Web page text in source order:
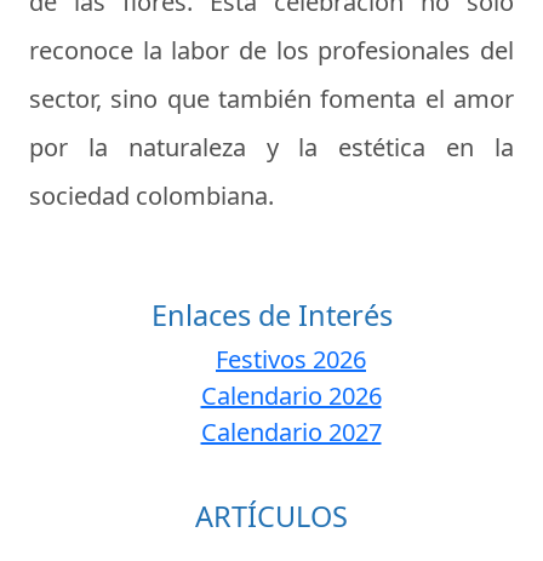
reconoce la labor de los profesionales del
sector, sino que también fomenta el amor
por la naturaleza y la estética en la
sociedad colombiana.
Enlaces de Interés
Festivos 2026
Calendario 2026
Calendario 2027
ARTÍCULOS